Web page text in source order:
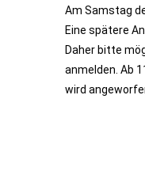
Am Samstag
Eine spätere
Daher bitte
anmelden. Ab
wird